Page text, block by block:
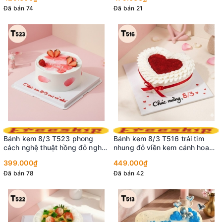
Đã bán 74
Bánh kem 8/3 T523 phong
cách nghệ thuật hồng đỏ nghệ
399.000₫
Đã bán 78
Đã bán 21
Bánh kem 8/3 T516 trái tim
nhung đỏ viền kem cánh hoa
449.000₫
Đã bán 42